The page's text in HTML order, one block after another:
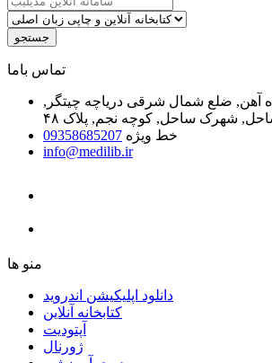
جستجو
ﺗﻤﺎﺱ ﺑﺎﻣﺎ
آهن, ضلع شمال شرقی دریاچه چیتگر,
شهرک ساحل, کوچه نجم, پلاک ۴۸
خط ویژه 09358685207
info@medilib.ir
ﻣﻨﻮ ﻫﺎ
دانلود اپلیکیشن اندروید
ﮐﺘﺎﺑﺨﺎﻧﻪ ﺁﻧﻼﯾﻦ
ﺁﭘﺘﻮﺩﯾﺖ
ﮊﻭﺭﻧﺎﻝ